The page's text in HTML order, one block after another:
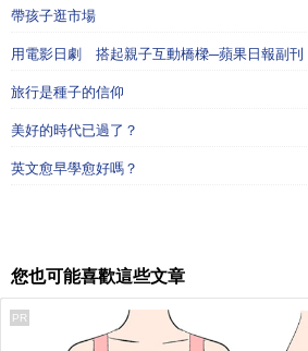
帶孩子逛市場
用電影日劇 搭起親子互動橋樑─蘋果日報副刊
旅行是種子的信仰
美好的時代已過了？
英文愈早學愈好嗎？
您也可能喜歡這些文章
PR